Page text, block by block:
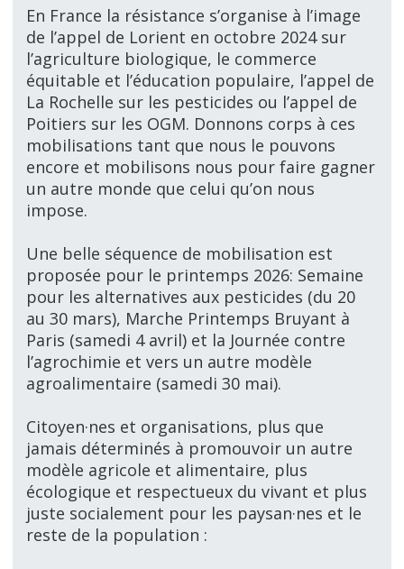
En France la résistance s’organise à l’image
de l’appel de Lorient en octobre 2024 sur
l’agriculture biologique, le commerce
équitable et l’éducation populaire, l’appel de
La Rochelle sur les pesticides ou l’appel de
Poitiers sur les OGM. Donnons corps à ces
mobilisations tant que nous le pouvons
encore et mobilisons nous pour faire gagner
un autre monde que celui qu’on nous
impose.
Une belle séquence de mobilisation est
proposée pour le printemps 2026: Semaine
pour les alternatives aux pesticides (du 20
au 30 mars), Marche Printemps Bruyant à
Paris (samedi 4 avril) et la Journée contre
l’agrochimie et vers un autre modèle
agroalimentaire (samedi 30 mai).
Citoyen·nes et organisations, plus que
jamais déterminés à promouvoir un autre
modèle agricole et alimentaire, plus
écologique et respectueux du vivant et plus
juste socialement pour les paysan·nes et le
reste de la population :